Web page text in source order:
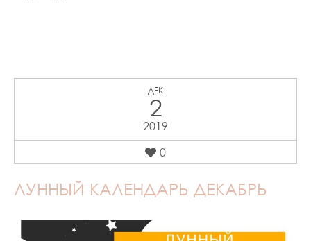
ДЕК
2
2019
0
ЛУННЫЙ КАЛЕНДАРЬ ДЕКАБРЬ